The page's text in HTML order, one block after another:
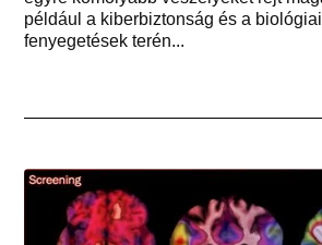
például a kiberbiztonság és a biológiai
fenyegetések terén...